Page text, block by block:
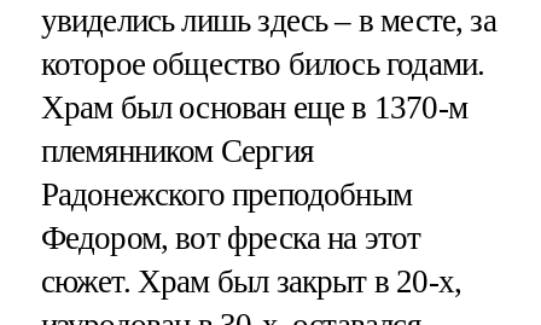
увиделись лишь здесь – в месте, за
которое общество билось годами.
Храм был основан еще в 1370-м
племянником Сергия
Радонежского преподобным
Федором, вот фреска на этот
сюжет. Храм был закрыт в 20-х,